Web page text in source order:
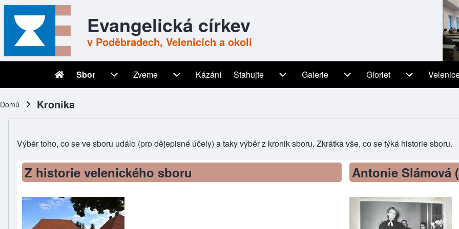
Skip to header
Skip to main navigation
Přejít k hlavnímu obsahu
Skip to footer
Evangelická církev
v Poděbradech, Velenicích a okolí
Main navigation
Sbor Zveme
Zveme sub-navigation
Kázání Stahujte Galerie Gloriet
Drobečková navigace
Domů Kronika
Výběr toho, co se ve sboru událo (pro dějepisné účely) a taky výběr z kronik sboru. Zkrátka vše, co se týká historie sboru.
Z historie velenického sboru Antonie Slámová